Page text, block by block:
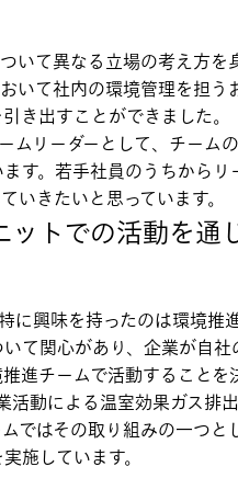
いて異なる立場の考え方
いて社内の環境管理を担
き出すことができました。
ムリーダーとして、チー
す。若手社員のうちから
いきたいと思っています。
ットでの活動を通
に興味を持ったのは環境
て関心があり、企業が自
進チームで活動することを
動による温室効果ガス排
ではその取り組みの一つ
施しています。